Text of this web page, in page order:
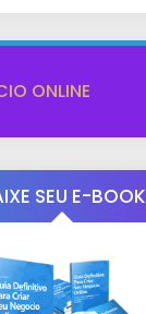
ONLINE
SEU E-BOOK